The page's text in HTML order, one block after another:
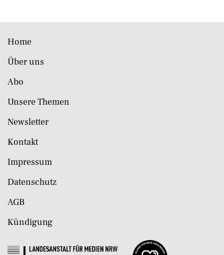
Home
Über uns
Abo
Unsere Themen
Newsletter
Kontakt
Impressum
Datenschutz
AGB
Kündigung